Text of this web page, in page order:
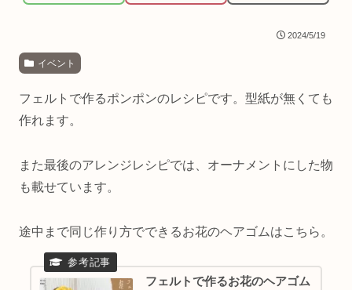
2024/5/19
イベント
フェルトで作るポンポンのレシピです。型紙が無くても
作れます。
また最後のアレンジレシピでは、オーナメントにした物
も載せています。
途中まで同じ作り方でできるお花のヘアゴムはこちら。
フェルトで作るお花のヘアゴム